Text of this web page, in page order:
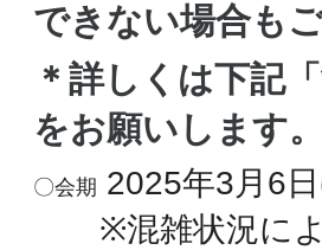
できない場合も
＊詳しくは下記
をお願いします。
〇会期 2025年3月6
※混雑状況によ